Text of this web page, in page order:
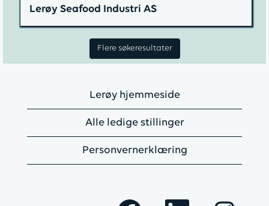
Lerøy Seafood Industri AS
vise
i
Flere søkeresultater
Lerøy hjemmeside
Alle ledige stillinger
Personvernerklæring
Å Å Å